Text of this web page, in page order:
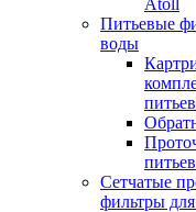
Atoll
Питьевые
воды
Сетчатые
фильтры